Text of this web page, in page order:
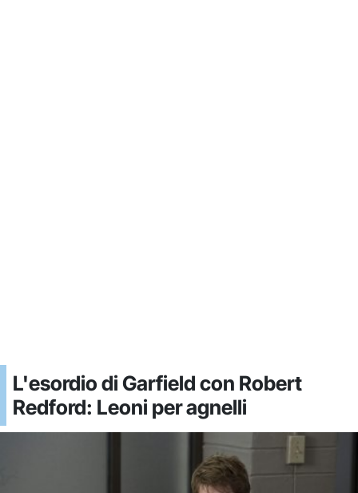
L'esordio di Garfield con Robert
Redford: Leoni per agnelli